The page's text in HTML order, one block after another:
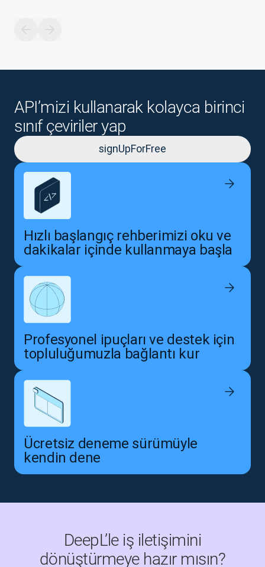
API’mizi kullanarak kolayca birinci
sınıf çeviriler yap
signUpForFree
Hızlı başlangıç rehberimizi oku ve
dakikalar içinde kullanmaya başla
Profesyonel ipuçları ve destek için
topluluğumuzla bağlantı kur
Ücretsiz deneme sürümüyle
kendin dene
DeepL’le iş iletişimini
dönüştürmeye hazır mısın?